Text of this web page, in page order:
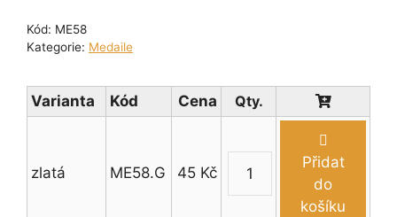
Kód: ME58
Kategorie: Medaile
Varianta Kód Cena
zlatá ME58.G 45 Kč
Medaile
Přidat
do
košíku